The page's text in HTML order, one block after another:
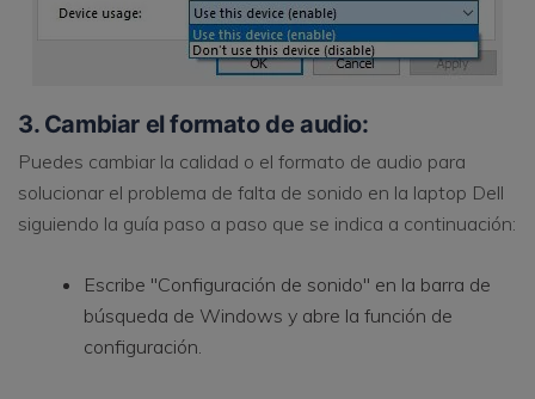
3. Cambiar el formato de audio:
Puedes cambiar la calidad o el formato de audio para
solucionar el problema de falta de sonido en la laptop Dell
siguiendo la guía paso a paso que se indica a continuación:
Escribe "Configuración de sonido" en la barra de
búsqueda de Windows y abre la función de
configuración.